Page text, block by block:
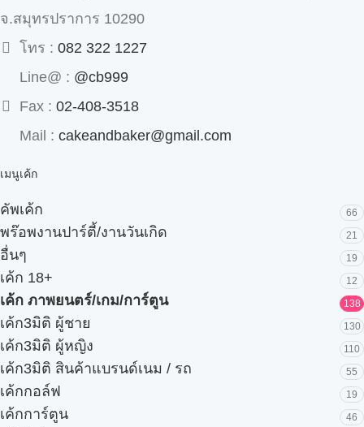
จ.สมุทรปราการ 10290
โทร : 082 322 1227
Line@ : @cb999
Fax : 02-408-3518
Mail : cakeandbaker@gmail.com
เมนูเค้ก
คัพเค้ก 66
พร๊อพงานปาร์ตี้/งานวันเกิด 21
อื่นๆ 19
เค้ก 18+ 12
เค้ก ภาพยนตร์/เกม/การ์ตูน 138
เค้ก3มิติ ผู้ชาย 130
เค้ก3มิติ ผู้หญิง 110
เค้ก3มิติ สินค้าแบรนด์เนม / รถ 55
เค้กกอล์ฟ 19
เค้กการ์ตูน 46